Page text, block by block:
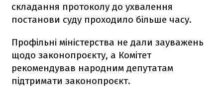
складання протоколу до ухвалення
постанови суду проходило більше часу.
Профільні міністерства не дали зауважень
щодо законопроєкту, а Комітет
рекомендував народним депутатам
підтримати законопроєкт.